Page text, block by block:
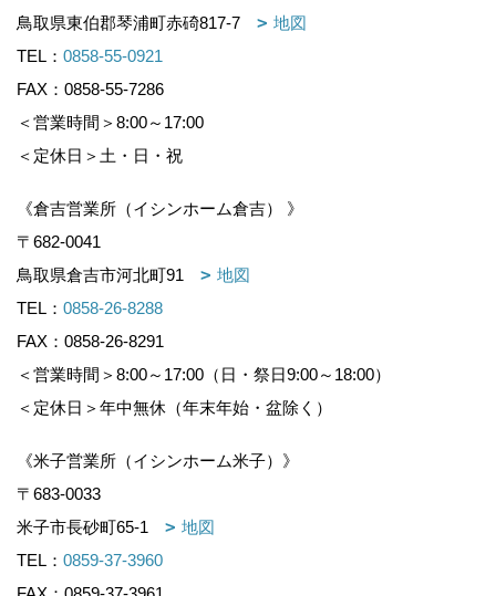
鳥取県東伯郡琴浦町赤碕817-7
地図
TEL： 0858-55-0921
FAX：0858-55-7286
＜営業時間＞8:00～17:00
＜定休日＞土・日・祝
《倉吉営業所（イシンホーム倉吉） 》
〒682-0041
鳥取県倉吉市河北町91
地図
TEL： 0858-26-8288
FAX：0858-26-8291
＜営業時間＞8:00～17:00（日・祭日9:00～18:00）
＜定休日＞年中無休（年末年始・盆除く）
《米子営業所（イシンホーム米子）》
〒683-0033
米子市長砂町65-1
地図
TEL： 0859-37-3960